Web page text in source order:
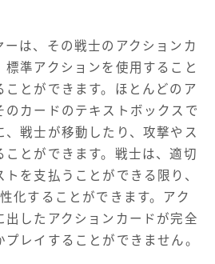
は、その戦士のアクションカ
準アクションを使用すること
ことができます。ほとんどのア
のカードのテキストボックスで
戦士が移動したり、攻撃やス
ことができます。戦士は、適切
を支払うことができる限り、
化することができます。アク
出したアクションカードが完全
レイすることができません。